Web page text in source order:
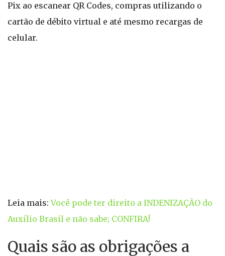
Pix ao escanear QR Codes, compras utilizando o
cartão de débito virtual e até mesmo recargas de
celular.
Leia mais:Você pode ter direito a INDENIZAÇÃO do
Auxílio Brasil e não sabe; CONFIRA!
Quais são as obrigações a